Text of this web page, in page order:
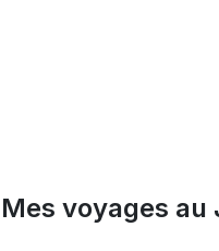
Mes voyages au